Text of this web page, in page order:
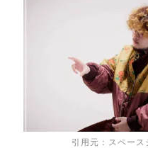
引用元：スペース